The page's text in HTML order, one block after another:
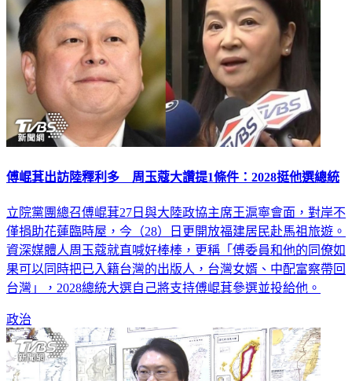
傅崐萁出訪陸釋利多 周玉蔻大讚提1條件：2028挺他選總統
立院黨團總召傅崐萁27日與大陸政協主席王滬寧會面，對岸不
僅捐助花蓮臨時屋，今（28）日更開放福建居民赴馬祖旅遊。
資深媒體人周玉蔻就直喊好棒棒，更稱「傅委員和他的同僚如
果可以同時把已入籍台灣的出版人，台灣女婿、中配富察帶回
台灣」，2028總統大選自己將支持傅崐萁參選並投給他。
政治